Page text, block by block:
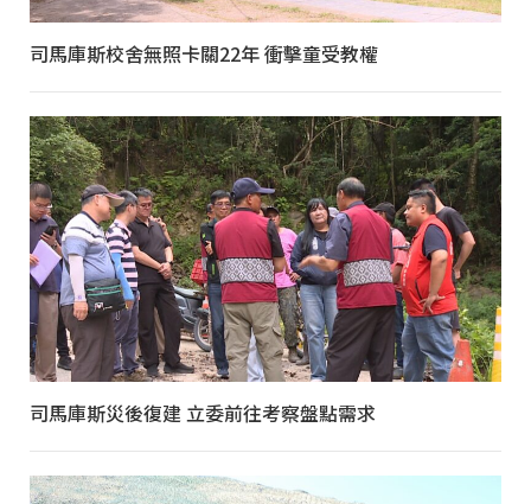
司馬庫斯校舍無照卡關22年 衝擊童受教權
司馬庫斯災後復建 立委前往考察盤點需求